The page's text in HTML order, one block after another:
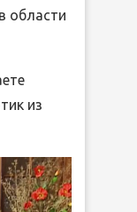
области
из